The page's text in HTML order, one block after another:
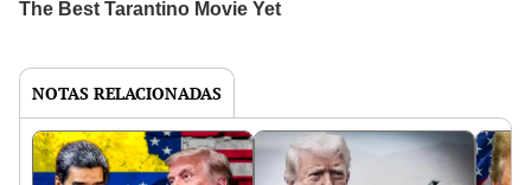
NOTAS RELACIONADAS